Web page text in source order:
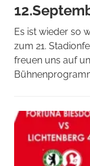
Es ist wieder so
zum 21.
freuen uns auf